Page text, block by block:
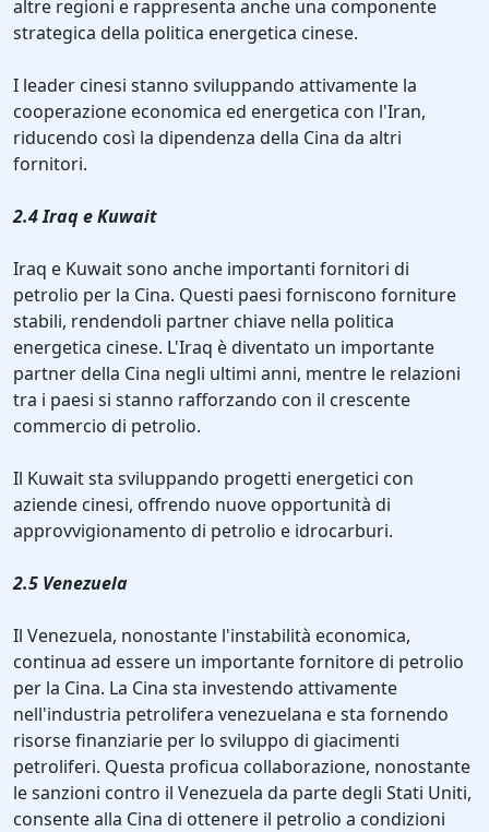
altre regioni e rappresenta anche una componente
strategica della politica energetica cinese.
I leader cinesi stanno sviluppando attivamente la
cooperazione economica ed energetica con l'Iran,
riducendo così la dipendenza della Cina da altri
fornitori.
2.4 Iraq e Kuwait
Iraq e Kuwait sono anche importanti fornitori di
petrolio per la Cina. Questi paesi forniscono forniture
stabili, rendendoli partner chiave nella politica
energetica cinese. L'Iraq è diventato un importante
partner della Cina negli ultimi anni, mentre le relazioni
tra i paesi si stanno rafforzando con il crescente
commercio di petrolio.
Il Kuwait sta sviluppando progetti energetici con
aziende cinesi, offrendo nuove opportunità di
approvvigionamento di petrolio e idrocarburi.
2.5 Venezuela
Il Venezuela, nonostante l'instabilità economica,
continua ad essere un importante fornitore di petrolio
per la Cina. La Cina sta investendo attivamente
nell'industria petrolifera venezuelana e sta fornendo
risorse finanziarie per lo sviluppo di giacimenti
petroliferi. Questa proficua collaborazione, nonostante
le sanzioni contro il Venezuela da parte degli Stati Uniti,
consente alla Cina di ottenere il petrolio a condizioni